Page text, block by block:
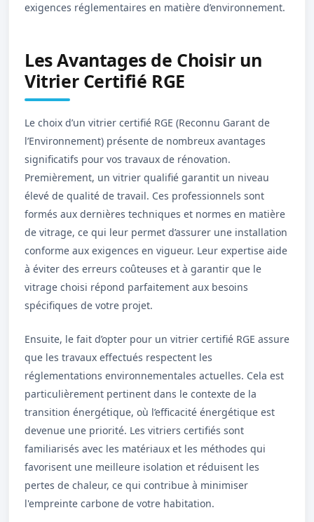
exigences réglementaires en matière d’environnement.
Les Avantages de Choisir un
Vitrier Certifié RGE
Le choix d’un vitrier certifié RGE (Reconnu Garant de
l’Environnement) présente de nombreux avantages
significatifs pour vos travaux de rénovation.
Premièrement, un vitrier qualifié garantit un niveau
élevé de qualité de travail. Ces professionnels sont
formés aux dernières techniques et normes en matière
de vitrage, ce qui leur permet d’assurer une installation
conforme aux exigences en vigueur. Leur expertise aide
à éviter des erreurs coûteuses et à garantir que le
vitrage choisi répond parfaitement aux besoins
spécifiques de votre projet.
Ensuite, le fait d’opter pour un vitrier certifié RGE assure
que les travaux effectués respectent les
réglementations environnementales actuelles. Cela est
particulièrement pertinent dans le contexte de la
transition énergétique, où l’efficacité énergétique est
devenue une priorité. Les vitriers certifiés sont
familiarisés avec les matériaux et les méthodes qui
favorisent une meilleure isolation et réduisent les
pertes de chaleur, ce qui contribue à minimiser
l'empreinte carbone de votre habitation.